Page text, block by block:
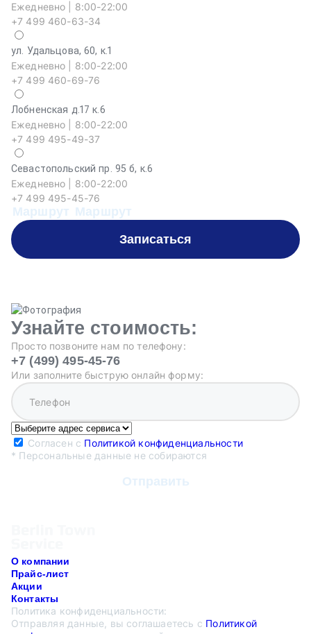
Ежедневно | 8:00-22:00
+7 499 460-63-34
ул. Удальцова, 60, к.1
Ежедневно | 8:00-22:00
+7 499 460-69-76
Лобненская д.17 к.6
Ежедневно | 8:00-22:00
+7 499 495-49-37
Севастопольский пр. 95 б, к.6
Ежедневно | 8:00-22:00
+7 499 495-45-76
Маршрут Маршрут
Записаться
Узнайте стоимость:
Просто позвоните нам по телефону:
+7 (499) 495-45-76
Или заполните быструю онлайн форму:
Согласен с Политикой конфиденциальности
* Персональные данные не собираются
О компании
Прайс-лист
Акции
Контакты
Политика конфиденциальности:
Отправляя данные, вы соглашаетесь с Политикой